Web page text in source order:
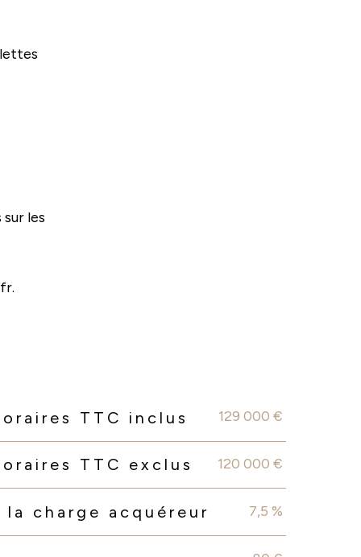
les
TTC inclus 129 000 €
TTC exclus 120 000 €
la charge acquéreur 7,5 %